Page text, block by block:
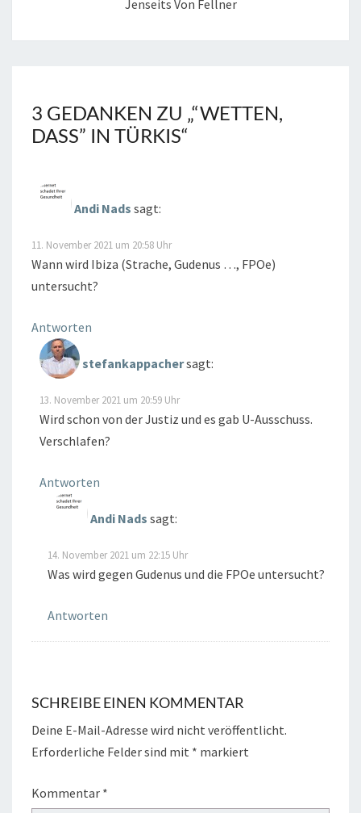
Jenseits Von Fellner
3 GEDANKEN ZU „“WETTEN,
DASS” IN TÜRKIS“
Andi Nads sagt:
11. November 2021 um 20:58 Uhr
Wann wird Ibiza (Strache, Gudenus …, FPOe)
untersucht?
Antworten
stefankappachersagt:
13. November 2021 um 20:59 Uhr
Wird schon von der Justiz und es gab U-Ausschuss.
Verschlafen?
Antworten
Andi Nads sagt:
14. November 2021 um 22:15 Uhr
Was wird gegen Gudenus und die FPOe untersucht?
Antworten
SCHREIBE EINEN KOMMENTAR
Deine E-Mail-Adresse wird nicht veröffentlicht.
Erforderliche Felder sind mit * markiert
Kommentar *